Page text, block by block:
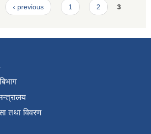
‹ previous 1 2 3
तथा विवरण